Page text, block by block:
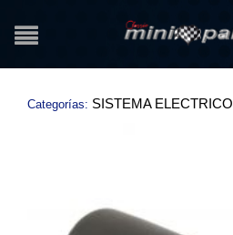
Categorías: SISTEMA ELECTRICO